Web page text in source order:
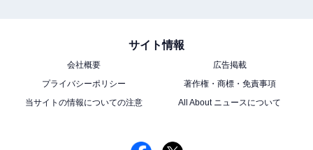
サイト情報
会社概要
広告掲載
プライバシーポリシー
著作権・商標・免責事項
当サイトの情報についての注意
All About ニュースについて